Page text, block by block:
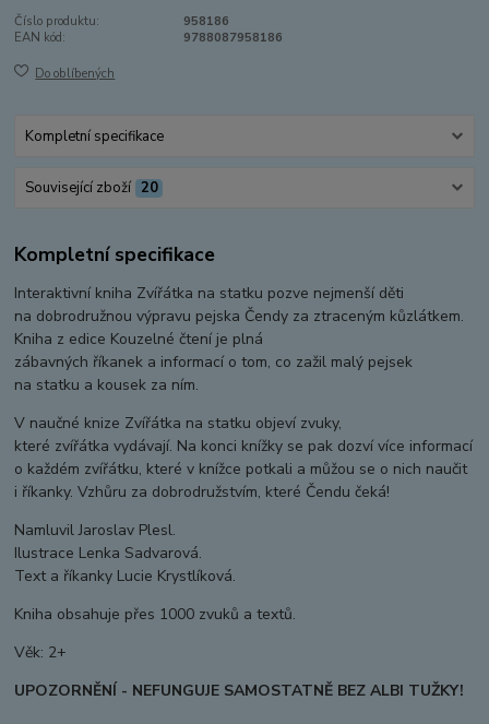
Číslo produktu:
958186
EAN kód:
9788087958186
Do oblíbených
Kompletní specifikace
Související zboží 20
Kompletní specifikace
Interaktivní kniha Zvířátka na statku pozve nejmenší děti
na dobrodružnou výpravu pejska Čendy za ztraceným kůzlátkem.
Kniha z edice Kouzelné čtení je plná
zábavných říkanek a informací o tom, co zažil malý pejsek
na statku a kousek za ním.
V naučné knize Zvířátka na statku objeví zvuky,
které zvířátka vydávají. Na konci knížky se pak dozví více informací
o každém zvířátku, které v knížce potkali a můžou se o nich naučit
i říkanky. Vzhůru za dobrodružstvím, které Čendu čeká!
Namluvil Jaroslav Plesl.
Ilustrace Lenka Sadvarová.
Text a říkanky Lucie Krystlíková.
Kniha obsahuje přes 1000 zvuků a textů.
Věk: 2+
UPOZORNĚNÍ - NEFUNGUJE SAMOSTATNĚ BEZ ALBI TUŽKY!